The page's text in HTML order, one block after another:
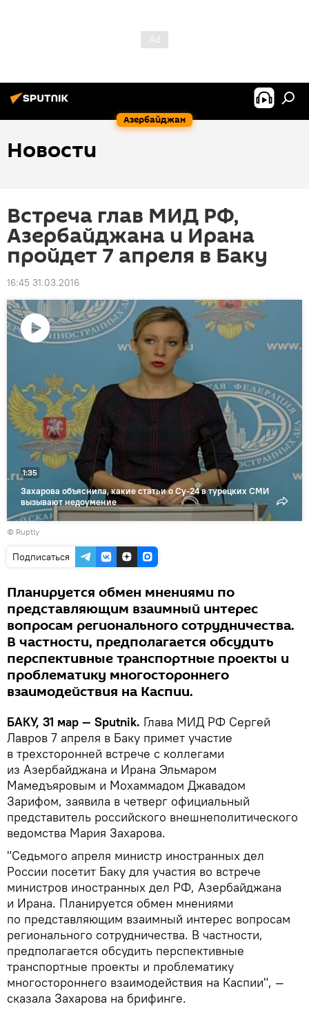
Азербайджан
Новости
Встреча глав МИД РФ,
Азербайджана и Ирана
пройдет 7 апреля в Баку
16:45 31.03.2016
Захарова объяснила, какие статьи о Су-24 в турецких СМИ
вызывают недоумение
1:35
© Ruptly
Подписаться
Планируется обмен мнениями по
представляющим взаимный интерес
вопросам регионального сотрудничества.
В частности, предполагается обсудить
перспективные транспортные проекты и
проблематику многостороннего
взаимодействия на Каспии.
БАКУ, 31 мар — Sputnik. Глава МИД РФ Сергей
Лавров 7 апреля в Баку примет участие
в трехсторонней встрече с коллегами
из Азербайджана и Ирана Эльмаром
Мамедъяровым и Мохаммадом Джавадом
Зарифом, заявила в четверг официальный
представитель российского внешнеполитического
ведомства Мария Захарова.
"Седьмого апреля министр иностранных дел
России посетит Баку для участия во встрече
министров иностранных дел РФ, Азербайджана
и Ирана. Планируется обмен мнениями
по представляющим взаимный интерес вопросам
регионального сотрудничества. В частности,
предполагается обсудить перспективные
транспортные проекты и проблематику
многостороннего взаимодействия на Каспии", —
сказала Захарова на брифинге.